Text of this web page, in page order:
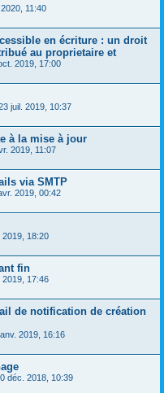
11:40
en écriture : un droit
au proprietaire et
2019, 17:00
juil. 2019, 10:37
à la mise à jour
2019, 11:07
via SMTP
2019, 00:42
2019, 18:20
fin
2019, 17:46
de notification de création
2019, 16:16
déc. 2018, 10:39